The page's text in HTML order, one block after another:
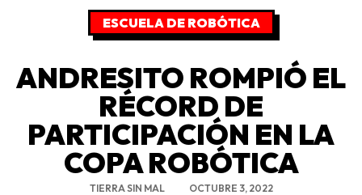
ESCUELA DE ROBÓTICA
ANDRESITO ROMPIÓ EL
RÉCORD DE
PARTICIPACIÓN EN LA
COPA ROBÓTICA
TIERRA SIN MAL OCTUBRE 3, 2022